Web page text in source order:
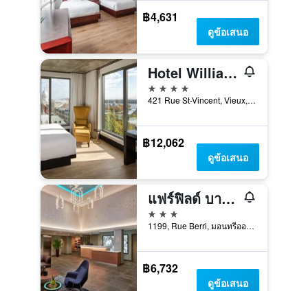
฿4,631
ดูข้อเสนอ
Hotel William Gray
4 ดาว
421 Rue St-Vincent, Vieux, มอนทรีออล, QC, แคนาดา
฿12,062
ดูข้อเสนอ
แฟร์ฟิลด์ บาย มารีออท มอนเทรียล ดาวน์ทาวน์
3 ดาว
1199, Rue Berri, มอนทรีออล, QC, แคนาดา
฿6,732
ดูข้อเสนอ